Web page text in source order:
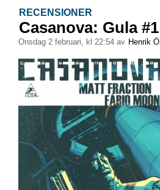
RECENSIONER
Casanova: Gula #1
onsdag 2 februari, kl 22:54 av Henrik Ö